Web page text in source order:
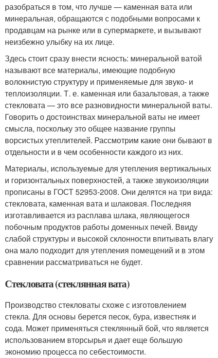
разобраться в том, что лучше — каменная вата или
минеральная, обращаются с подобными вопросами к
продавцам на рынке или в супермаркете, и вызывают
неизбежно улыбку на их лице.
Здесь стоит сразу внести ясность: минеральной ватой
называют все материалы, имеющие подобную
волокнистую структуру и применяемые для звуко- и
теплоизоляции. Т. е. каменная или базальтовая, а также
стекловата — это все разновидности минеральной ваты.
Говорить о достоинствах минеральной ваты не имеет
смысла, поскольку это общее название группы
ворсистых утеплителей. Рассмотрим какие они бывают в
отдельности и в чем особенности каждого из них.
Материалы, используемые для утепления вертикальных
и горизонтальных поверхностей, а также звукоизоляции
прописаны в ГОСТ 52953-2008. Они делятся на три вида:
стекловата, каменная вата и шлаковая. Последняя
изготавливается из расплава шлака, являющегося
побочным продуктов работы доменных печей. Ввиду
слабой структуры и высокой склонности впитывать влагу
она мало подходит для утепления помещений и в этом
сравнении рассматриваться не будет.
Стекловата (стеклянная вата)
Производство стекловаты схоже с изготовлением
стекла. Для основы берется песок, бура, известняк и
сода. Может применяться стеклянный бой, что является
использованием вторсырья и дает еще большую
экономию процесса по себестоимости.